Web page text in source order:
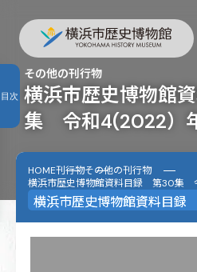
横浜市歴史博物館
集 令和4(2022）
その他の刊行物
HOME刊行物その他の刊行物
横浜市歴史博物館資料目録 第30集
目次